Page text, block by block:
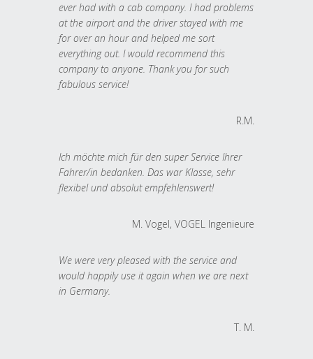
ever had with a cab company. I had problems
at the airport and the driver stayed with me
for over an hour and helped me sort
everything out. I would recommend this
company to anyone. Thank you for such
fabulous service!
R.M.
Ich möchte mich für den super Service Ihrer
Fahrer/in bedanken. Das war Klasse, sehr
flexibel und absolut empfehlenswert!
M. Vogel, VOGEL Ingenieure
We were very pleased with the service and
would happily use it again when we are next
in Germany.
T. M.